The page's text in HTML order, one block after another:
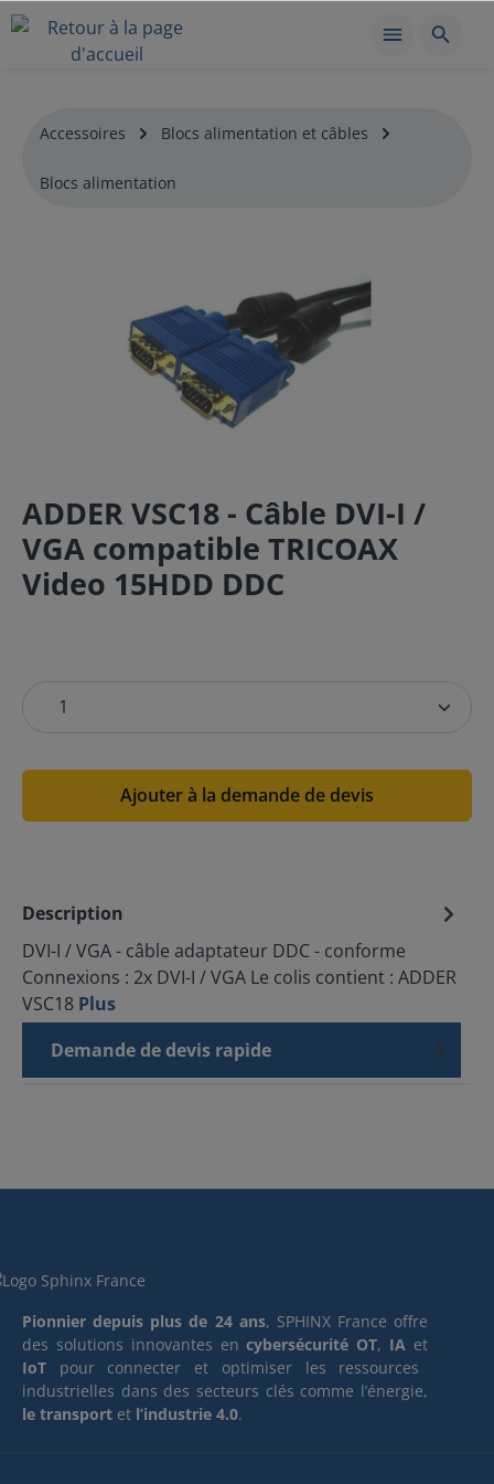
Accessoires Blocs alimentation et câbles
Blocs alimentation
ADDER VSC18 - Câble DVI-I /
VGA compatible TRICOAX
Video 15HDD DDC
Ajouter à la demande de devis
Description
DVI-I / VGA - câble adaptateur DDC - conforme
Connexions : 2x DVI-I / VGA Le colis contient : ADDER
VSC18 Plus
Demande de devis rapide
Pionnier depuis plus de 24 ans, SPHINX France offre
des solutions innovantes encybersécurité OT, IA et
IoT pour connecter et optimiser les ressources
industrielles dans des secteurs clés comme l’énergie,
le transport et l’industrie 4.0.